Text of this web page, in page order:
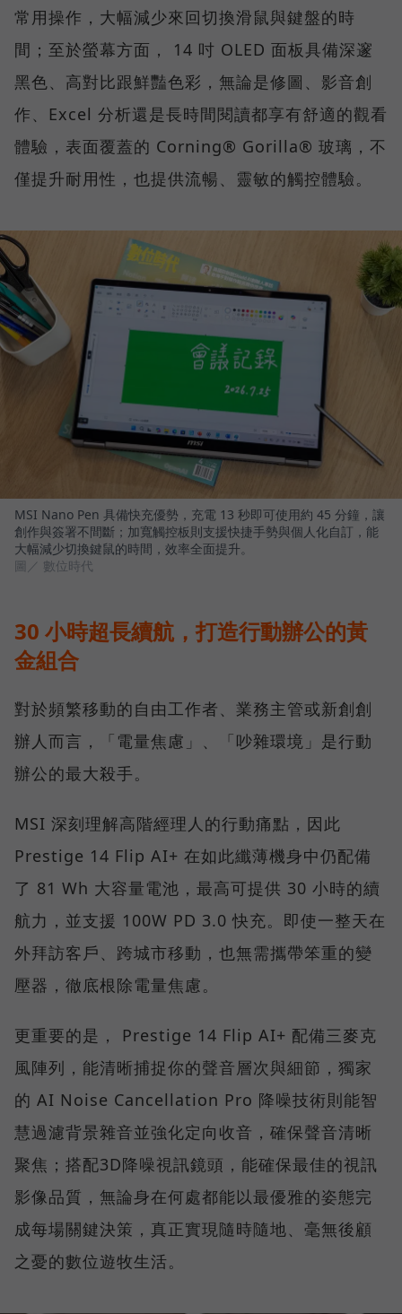
常用操作，大幅減少來回切換滑鼠與鍵盤的時
間；至於螢幕方面， 14 吋 OLED 面板具備深邃
黑色、高對比跟鮮豔色彩，無論是修圖、影音創
作、Excel 分析還是長時間閱讀都享有舒適的觀看
體驗，表面覆蓋的 Corning® Gorilla® 玻璃，不
僅提升耐用性，也提供流暢、靈敏的觸控體驗。
MSI Nano Pen 具備快充優勢，充電 13 秒即可使用約 45 分鐘，讓
創作與簽署不間斷；加寬觸控板則支援快捷手勢與個人化自訂，能
大幅減少切換鍵鼠的時間，效率全面提升。
圖／ 數位時代
30 小時超長續航，打造行動辦公的黃
金組合
對於頻繁移動的自由工作者、業務主管或新創創
辦人而言，「電量焦慮」、「吵雜環境」是行動
辦公的最大殺手。
MSI 深刻理解高階經理人的行動痛點，因此
Prestige 14 Flip AI+ 在如此纖薄機身中仍配備
了 81 Wh 大容量電池，最高可提供 30 小時的續
航力，並支援 100W PD 3.0 快充。即使一整天在
外拜訪客戶、跨城市移動，也無需攜帶笨重的變
壓器，徹底根除電量焦慮。
更重要的是， Prestige 14 Flip AI+ 配備三麥克
風陣列，能清晰捕捉你的聲音層次與細節，獨家
的 AI Noise Cancellation Pro 降噪技術則能智
慧過濾背景雜音並強化定向收音，確保聲音清晰
聚焦；搭配3D降噪視訊鏡頭，能確保最佳的視訊
影像品質，無論身在何處都能以最優雅的姿態完
成每場關鍵決策，真正實現隨時隨地、毫無後顧
之憂的數位遊牧生活。